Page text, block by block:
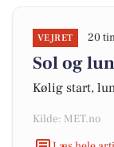
VEJRET 20
Sol og
Kølig start,
Kilde: MET.no